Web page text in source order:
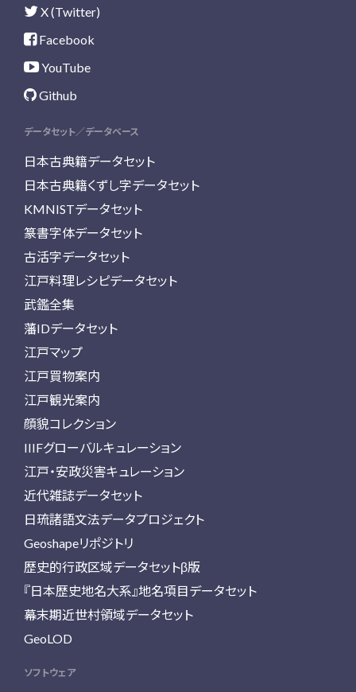
X (Twitter)
Facebook
YouTube
Github
データセット／データベース
日本古典籍データセット
日本古典籍くずし字データセット
KMNISTデータセット
篆書字体データセット
古活字データセット
江戸料理レシピデータセット
武鑑全集
藩IDデータセット
江戸マップ
江戸買物案内
江戸観光案内
顔貌コレクション
IIIFグローバルキュレーション
江戸・安政災害キュレーション
近代雑誌データセット
日琉諸語文法データプロジェクト
Geoshapeリポジトリ
歴史的行政区域データセットβ版
『日本歴史地名大系』地名項目データセット
幕末期近世村領域データセット
GeoLOD
ソフトウェア